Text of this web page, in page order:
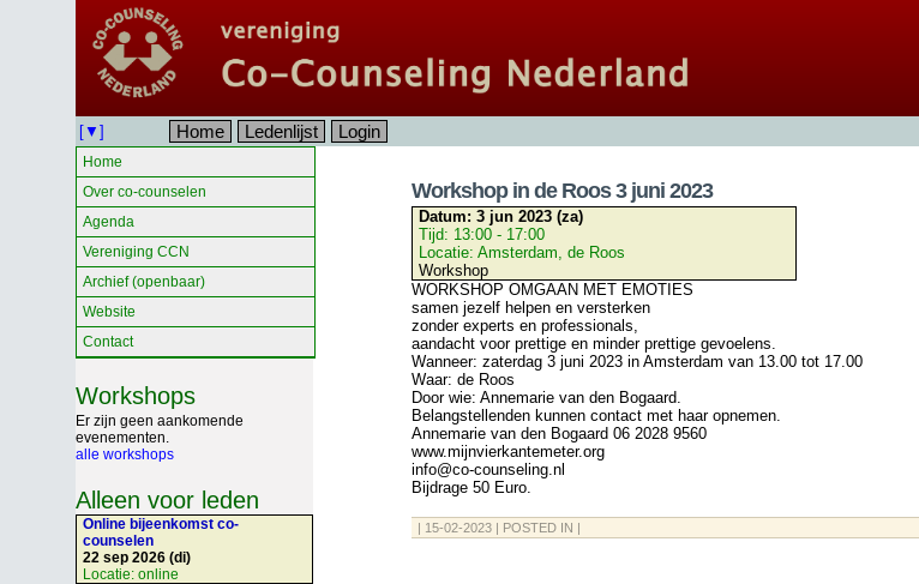
[▼] Home Ledenlijst Login
Workshop in de Roos 3 juni 2023
Datum: 3 jun 2023 (za)
Tijd: 13:00 - 17:00
Locatie: Amsterdam, de Roos
Workshop
WORKSHOP OMGAAN MET EMOTIES
samen jezelf helpen en versterken
zonder experts en professionals,
aandacht voor prettige en minder prettige gevoelens.
Wanneer: zaterdag 3 juni 2023 in Amsterdam van 13.00 tot 17.00
Waar: de Roos
Door wie: Annemarie van den Bogaard.
Belangstellenden kunnen contact met haar opnemen.
Annemarie van den Bogaard 06 2028 9560
www.mijnvierkantemeter.org
info@co-counseling.nl
Bijdrage 50 Euro.
| 15-02-2023 | POSTED IN |
Home
Over co-counselen
Agenda
Vereniging CCN
Archief (openbaar)
Website
Contact
Workshops
Er zijn geen aankomende
evenementen.
alle workshops
Alleen voor leden
Online bijeenkomst co-
counselen
22 sep 2026 (di)
Locatie: online